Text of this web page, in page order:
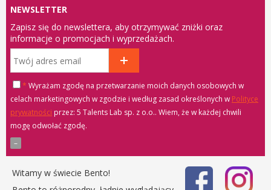
NEWSLETTER
Zapisz się do newslettera, aby otrzymywać zniżki oraz
informacje o promocjach i wyprzedażach.
* Wyrażam zgodę na przetwarzanie moich danych osobowych w
celach marketingowych w zgodzie i według zasad określonych w Polityce
prywatności
przez: 5 Talents Lab sp. z o.o.. Wiem, że w każdej chwili
mogę odwołać zgodę.
Witamy w świecie Bento!